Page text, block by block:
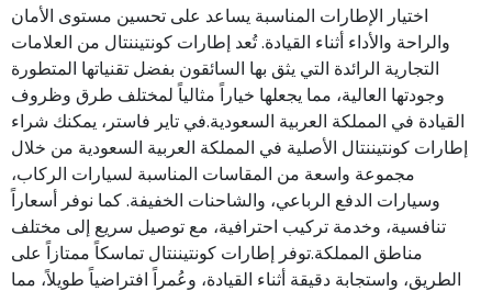
اختيار الإطارات المناسبة يساعد على تحسين مستوى الأمان
والراحة والأداء أثناء القيادة. تُعد إطارات كونتيننتال من العلامات
التجارية الرائدة التي يثق بها السائقون بفضل تقنياتها المتطورة
وجودتها العالية، مما يجعلها خياراً مثالياً لمختلف طرق وظروف
القيادة في المملكة العربية السعودية.في تاير فاستر، يمكنك شراء
إطارات كونتيننتال الأصلية في المملكة العربية السعودية من خلال
مجموعة واسعة من المقاسات المناسبة لسيارات الركاب،
وسيارات الدفع الرباعي، والشاحنات الخفيفة. كما نوفر أسعاراً
تنافسية، وخدمة تركيب احترافية، مع توصيل سريع إلى مختلف
مناطق المملكة.توفر إطارات كونتيننتال تماسكاً ممتازاً على
الطريق، واستجابة دقيقة أثناء القيادة، وعُمراً افتراضياً طويلاً، مما